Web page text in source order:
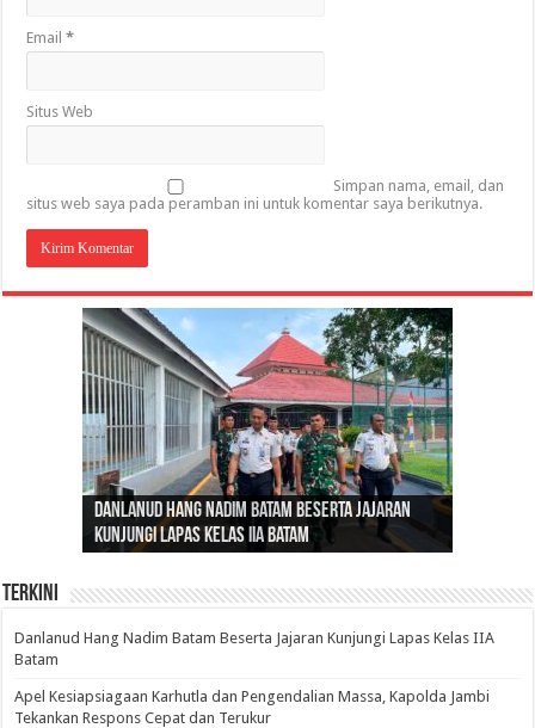
Email*
Situs Web
Simpan nama, email, dan
situs web saya pada peramban ini untuk komentar saya berikutnya.
Danlanud Hang Nadim Batam Beserta Jajaran
Kunjungi Lapas Kelas IIA Batam
Silaturahmi dan Reses Komite I DPD RI di Polda
Jambi Bahas Sinergitas Penanganan Narkotika
Gubernur Al Haris: Lomba Cerdas Cermat Sarana
Edukasi Pembentukan Karakter Generasi
Penerus
Gubernur Al Haris Dorong Koperasi Merah Putih
Cepat Beroperasi Agar Bisa Layani Masyarakat
Penuhi Kebutuhannya
Sosok Fenomenal yang Menggetarkan
Nusantara: Ratu Wangsa, Wanita Berkelas
dengan Pengaruh Internasional
Terkini
Danlanud Hang Nadim Batam Beserta Jajaran Kunjungi Lapas Kelas IIA
Batam
Apel Kesiapsiagaan Karhutla dan Pengendalian Massa, Kapolda Jambi
Tekankan Respons Cepat dan Terukur